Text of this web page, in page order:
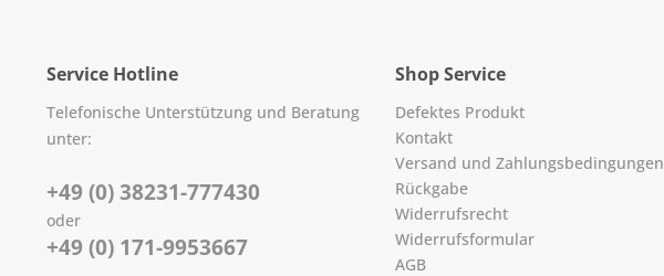
Service Hotline
Telefonische Unterstützung und Beratung
unter:
+49 (0) 38231-777430
oder
+49 (0) 171-9953667
Shop Service
Defektes Produkt
Kontakt
Versand und Zahlungsbedingungen
Rückgabe
Widerrufsrecht
Widerrufsformular
AGB